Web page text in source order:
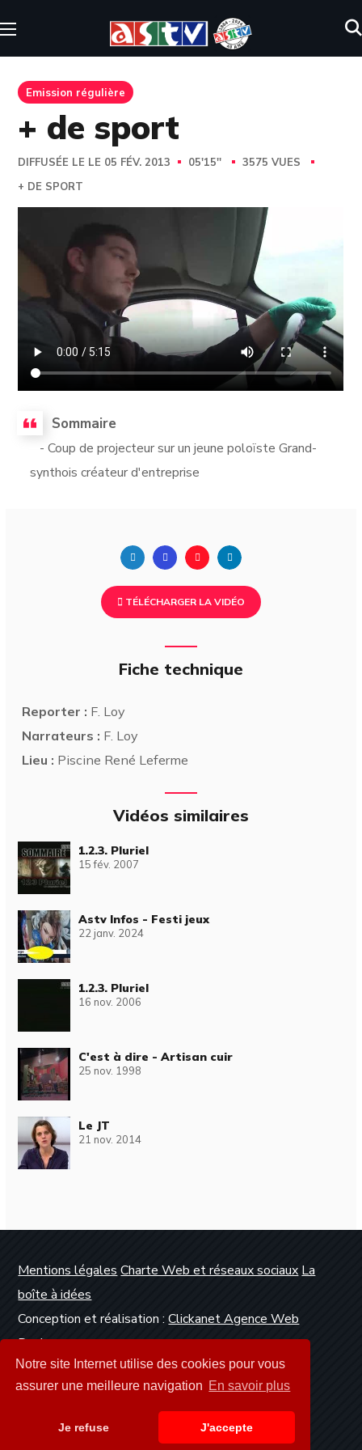
Notre site Internet utilise des cookies pour vous
assurer une meilleure navigation En savoir plus
Je refuse J'accepte
Emission régulière
+ de sport
DIFFUSÉE LE LE 05 FÉV. 2013 05'15''
3575 VUES
+ DE SPORT
Sommaire
- Coup de projecteur sur un jeune poloïste Grand-
synthois créateur d'entreprise
TÉLÉCHARGER LA VIDÉO
Fiche technique
Reporter : F. Loy
Narrateurs : F. Loy
Lieu : Piscine René Leferme
Vidéos similaires
1.2.3. Pluriel
15 fév. 2007
Astv Infos - Festi jeux
22 janv. 2024
1.2.3. Pluriel
16 nov. 2006
C'est à dire - Artisan cuir
25 nov. 1998
Le JT
21 nov. 2014
Mentions légales Charte Web et réseaux sociaux La
boîte à idées
Conception et réalisation :Clickanet Agence Web
Dunkerque